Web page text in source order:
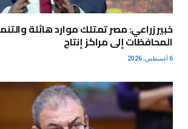
خبير زراعي: مصر تمتلك موارد هائلة
المحافظات إلى مراكز إنتاج
6 أغسطس، 2026